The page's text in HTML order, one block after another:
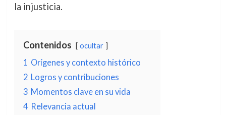
la injusticia.
Contenidos ocultar
1 Orígenes y contexto histórico
2 Logros y contribuciones
3 Momentos clave en su vida
4 Relevancia actual